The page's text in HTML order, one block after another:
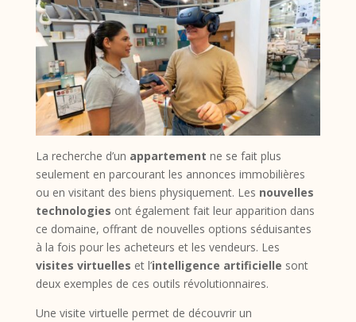
La recherche d’un appartement ne se fait plus
seulement en parcourant les annonces immobilières
ou en visitant des biens physiquement. Les nouvelles
technologies ont également fait leur apparition dans
ce domaine, offrant de nouvelles options séduisantes
à la fois pour les acheteurs et les vendeurs. Les
visites virtuelles et l’intelligence artificielle sont
deux exemples de ces outils révolutionnaires.
Une visite virtuelle permet de découvrir un